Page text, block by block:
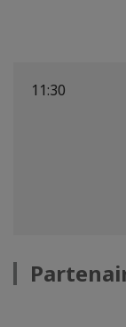
11:30